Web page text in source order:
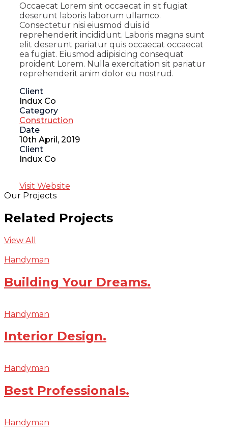
Occaecat Lorem sint occaecat in sit fugiat
deserunt laboris laborum ullamco.
Consectetur nisi eiusmod duis id
reprehenderit incididunt. Laboris magna sunt
elit deserunt pariatur quis occaecat occaecat
ea fugiat. Eiusmod adipisicing consequat
proident Lorem. Nulla exercitation sit pariatur
reprehenderit anim dolor eu nostrud.
Client
Indux Co
Category
Construction
Date
10th April, 2019
Client
Indux Co
Visit Website
Our Projects
Related Projects
View All
Handyman
Building Your Dreams.
Handyman
Interior Design.
Handyman
Best Professionals.
Handyman